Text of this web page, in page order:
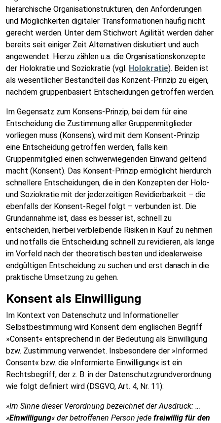
hierarchische Organisationstrukturen, den Anforderungen
und Möglichkeiten digitaler Transformationen häufig nicht
gerecht werden. Unter dem Stichwort Agilität werden daher
bereits seit einiger Zeit Alternativen diskutiert und auch
angewendet. Hierzu zählen u.a. die Organisationskonzepte
der Holokratie und Soziokratie (vgl. Holokratie). Beiden ist
als wesentlicher Bestandteil das Konzent-Prinzip zu eigen,
nachdem gruppenbasiert Entscheidungen getroffen werden.
Im Gegensatz zum Konsens-Prinzip, bei dem für eine
Entscheidung die Zustimmung aller Gruppenmitglieder
vorliegen muss (Konsens), wird mit dem Konsent-Prinzip
eine Entscheidung getroffen werden, falls kein
Gruppenmitglied einen schwerwiegenden Einwand geltend
macht (Konsent). Das Konsent-Prinzip ermöglicht hierdurch
schnellere Entscheidungen, die in den Konzepten der Holo-
und Soziokratie mit der jederzeitigen Revidierbarkeit – die
ebenfalls der Konsent-Regel folgt – verbunden ist. Die
Grundannahme ist, dass es besser ist, schnell zu
entscheiden, hierbei verbleibende Risiken in Kauf zu nehmen
und notfalls die Entscheidung schnell zu revidieren, als lange
im Vorfeld nach der theoretisch besten und idealerweise
endgültigen Entscheidung zu suchen und erst danach in die
praktische Umsetzung zu gehen.
Konsent als Einwilligung
Im Kontext von Datenschutz und Informationeller
Selbstbestimmung wird Konsent dem englischen Begriff
»Consent« entsprechend in der Bedeutung als Einwilligung
bzw. Zustimmung verwendet. Insbesondere der »Informed
Consent« bzw. die »Informierte Einwilligung« ist ein
Rechtsbegriff, der z. B. in der Datenschutzgrundverordnung
wie folgt definiert wird (DSGVO, Art. 4, Nr. 11):
»Im Sinne dieser Verordnung bezeichnet der Ausdruck: …
»Einwilligung« der betroffenen Person jede freiwillig für den